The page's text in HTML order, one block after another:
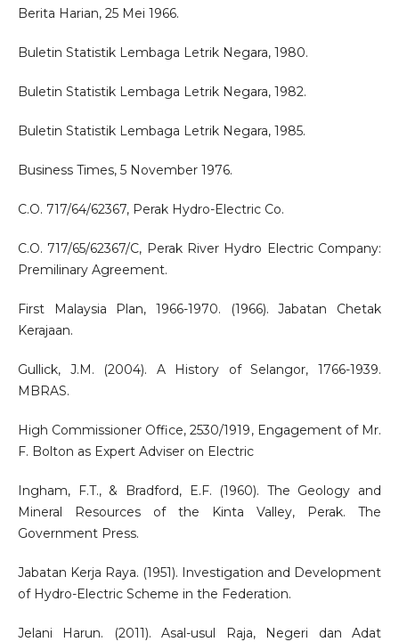
Berita Harian, 25 Mei 1966.
Buletin Statistik Lembaga Letrik Negara, 1980.
Buletin Statistik Lembaga Letrik Negara, 1982.
Buletin Statistik Lembaga Letrik Negara, 1985.
Business Times, 5 November 1976.
C.O. 717/64/62367, Perak Hydro-Electric Co.
C.O. 717/65/62367/C, Perak River Hydro Electric Company:
Premilinary Agreement.
First Malaysia Plan, 1966-1970. (1966). Jabatan Chetak
Kerajaan.
Gullick, J.M. (2004). A History of Selangor, 1766-1939.
MBRAS.
High Commissioner Office, 2530/1919, Engagement of Mr.
F. Bolton as Expert Adviser on Electric
Ingham, F.T., & Bradford, E.F. (1960). The Geology and
Mineral Resources of the Kinta Valley, Perak. The
Government Press.
Jabatan Kerja Raya. (1951). Investigation and Development
of Hydro-Electric Scheme in the Federation.
Jelani Harun. (2011). Asal-usul Raja, Negeri dan Adat